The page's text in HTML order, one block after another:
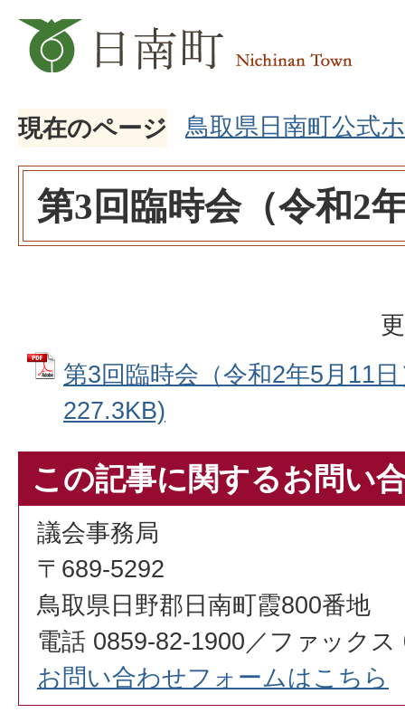
現在のページ 鳥取県日南町公式
第3回臨時会（令和2
第3回臨時会（令和2年5月11
227.3KB)
この記事に関するお問い
議会事務局
〒689-5292
鳥取県日野郡日南町霞800番地
電話 0859-82-1900／ファックス
お問い合わせフォームはこちら